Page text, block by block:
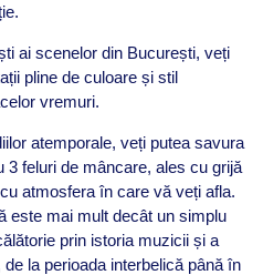
ai scenelor din București, veți
pline de culoare și stil
vremuri.
atemporale, veți putea savura
3 feluri de mâncare, ales cu grijă
atmosfera în care vă veți afla.
este mai mult decât un simplu
prin istoria muzicii și a
la perioada interbelică până în